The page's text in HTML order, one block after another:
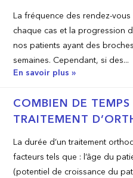
La fréquence des rendez-
chaque cas et la progression
nos patients ayant des
semaines. Cependant, si des...
En savoir plus »
COMBIEN DE TEMPS
TRAITEMENT
La durée d’un traitement
facteurs tels que : l’âge du
(potentiel de croissance du